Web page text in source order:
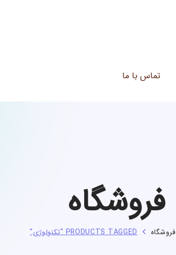
تماس با ما
فروشگاه
فروشگاه PRODUCTS TAGGED “تکنولوژی”